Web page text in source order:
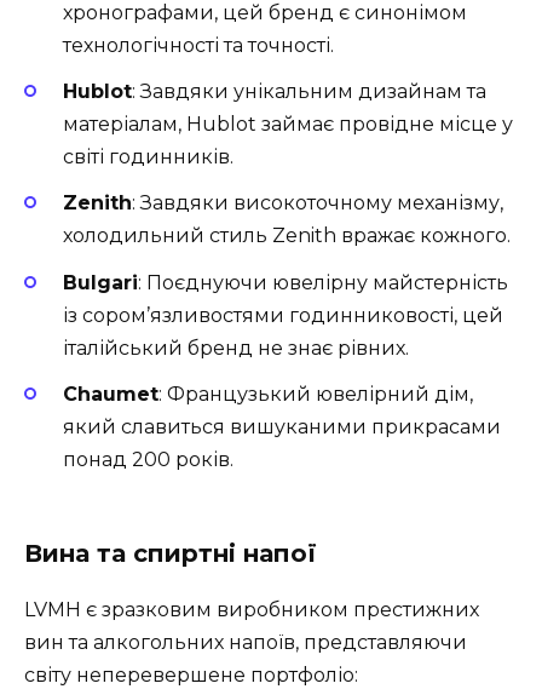
хронографами, цей бренд є синонімом
технологічності та точності.
Hublot: Завдяки унікальним дизайнам та
матеріалам, Hublot займає провідне місце у
світі годинників.
Zenith: Завдяки високоточному механізму,
холодильний стиль Zenith вражає кожного.
Bulgari: Поєднуючи ювелірну майстерність
із сором’язливостями годинниковості, цей
італійський бренд не знає рівних.
Chaumet: Французький ювелірний дім,
який славиться вишуканими прикрасами
понад 200 років.
Вина та спиртні напої
LVMH є зразковим виробником престижних
вин та алкогольних напоїв, представляючи
світу неперевершене портфоліо: